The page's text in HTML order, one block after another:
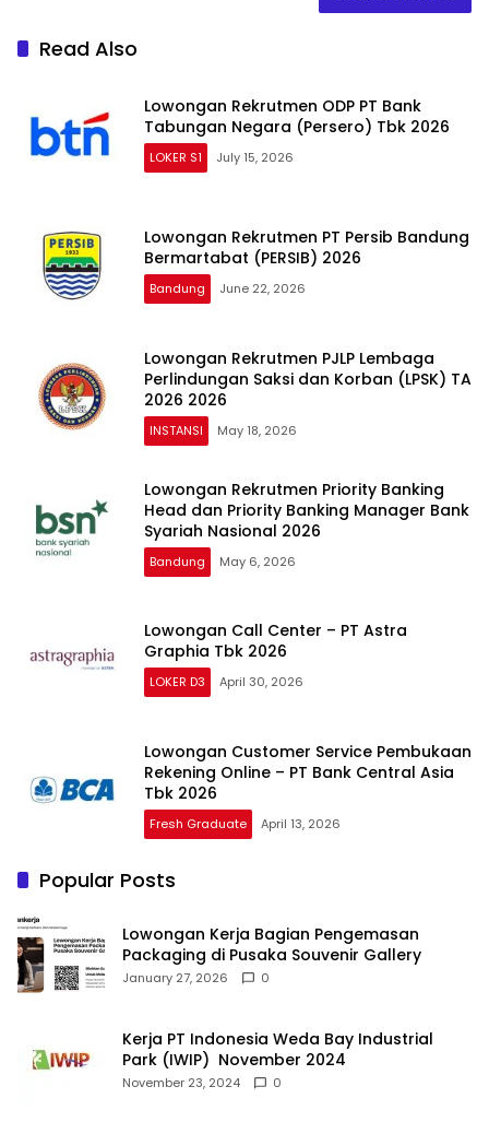
Read Also
Lowongan Rekrutmen ODP PT Bank
Tabungan Negara (Persero) Tbk 2026
LOKER S1 July 15, 2026
Lowongan Rekrutmen PT Persib Bandung
Bermartabat (PERSIB) 2026
Bandung June 22, 2026
Lowongan Rekrutmen PJLP Lembaga
Perlindungan Saksi dan Korban (LPSK) TA
2026 2026
INSTANSI May 18, 2026
Lowongan Rekrutmen Priority Banking
Head dan Priority Banking Manager Bank
Syariah Nasional 2026
Bandung May 6, 2026
Lowongan Call Center – PT Astra
Graphia Tbk 2026
LOKER D3 April 30, 2026
Lowongan Customer Service Pembukaan
Rekening Online – PT Bank Central Asia
Tbk 2026
Fresh Graduate April 13, 2026
Popular Posts
Lowongan Kerja Bagian Pengemasan
Packaging di Pusaka Souvenir Gallery
January 27, 2026 0
Kerja PT Indonesia Weda Bay Industrial
Park (IWIP) November 2024
November 23, 2024 0